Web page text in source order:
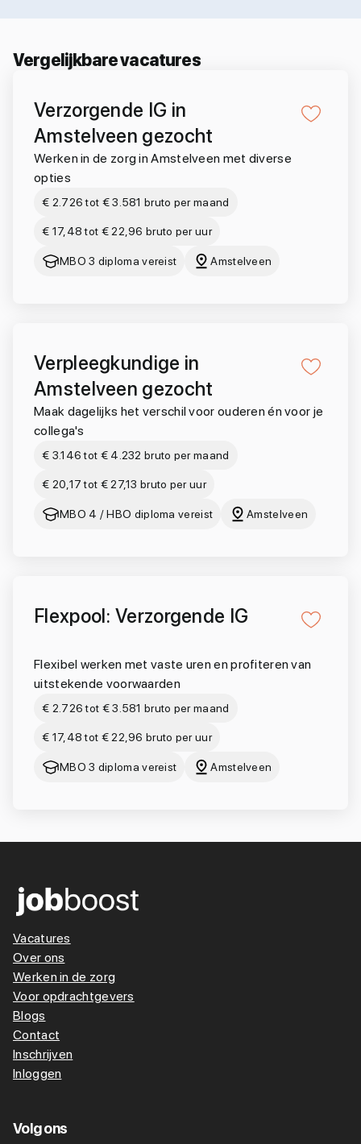
Vergelijkbare vacatures
Verzorgende IG in
Amstelveen gezocht
Werken in de zorg in Amstelveen met diverse
opties
€ 2.726 tot € 3.581 bruto per maand
€ 17,48 tot € 22,96 bruto per uur
MBO 3 diploma vereist Amstelveen
Verpleegkundige in
Amstelveen gezocht
Maak dagelijks het verschil voor ouderen én voor je
collega's
€ 3.146 tot € 4.232 bruto per maand
€ 20,17 tot € 27,13 bruto per uur
MBO 4 / HBO diploma vereist Amstelveen
Flexpool: Verzorgende IG
Flexibel werken met vaste uren en profiteren van
uitstekende voorwaarden
€ 2.726 tot € 3.581 bruto per maand
€ 17,48 tot € 22,96 bruto per uur
MBO 3 diploma vereist Amstelveen
Vacatures
Over ons
Werken in de zorg
Voor opdrachtgevers
Blogs
Contact
Inschrijven
Inloggen
Volg ons